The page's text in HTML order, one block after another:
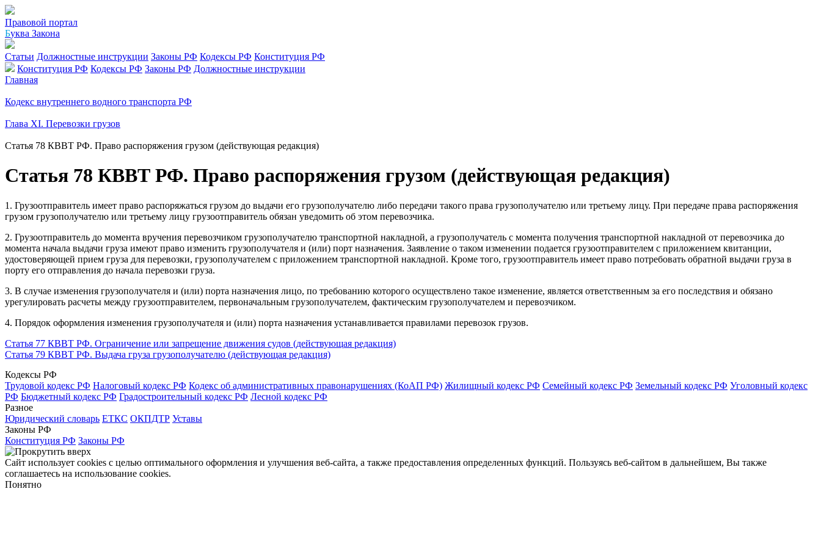
Правовой портал
Буква Закона
Статьи Должностные инструкции Законы РФ Кодексы РФ Конституция РФ
Конституция РФ Кодексы РФ Законы РФ Должностные инструкции
Главная
Кодекс внутреннего водного транспорта РФ
Глава XI. Перевозки грузов
Статья 78 КВВТ РФ. Право распоряжения грузом (действующая редакция)
Статья 78 КВВТ РФ. Право распоряжения грузом (действующая редакция)
1. Грузоотправитель имеет право распоряжаться грузом до выдачи его грузополучателю либо передачи такого права грузополучателю или третьему лицу. При передаче права распоряжения
грузом грузополучателю или третьему лицу грузоотправитель обязан уведомить об этом перевозчика.
2. Грузоотправитель до момента вручения перевозчиком грузополучателю транспортной накладной, а грузополучатель с момента получения транспортной накладной от перевозчика до
момента начала выдачи груза имеют право изменить грузополучателя и (или) порт назначения. Заявление о таком изменении подается грузоотправителем с приложением квитанции,
удостоверяющей прием груза для перевозки, грузополучателем с приложением транспортной накладной. Кроме того, грузоотправитель имеет право потребовать обратной выдачи груза в
порту его отправления до начала перевозки груза.
3. В случае изменения грузополучателя и (или) порта назначения лицо, по требованию которого осуществлено такое изменение, является ответственным за его последствия и обязано
урегулировать расчеты между грузоотправителем, первоначальным грузополучателем, фактическим грузополучателем и перевозчиком.
4. Порядок оформления изменения грузополучателя и (или) порта назначения устанавливается правилами перевозок грузов.
Статья 77 КВВТ РФ. Ограничение или запрещение движения судов (действующая редакция)
Статья 79 КВВТ РФ. Выдача груза грузополучателю (действующая редакция)
Кодексы РФ
Трудовой кодекс РФ Налоговый кодекс РФ Кодекс об административных правонарушениях (КоАП РФ) Жилищный кодекс РФ Семейный кодекс РФ Земельный кодекс РФ Уголовный кодекс
РФ Бюджетный кодекс РФ Градостроительный кодекс РФ Лесной кодекс РФ
Разное
Юридический словарь ЕТКС ОКПДТР Уставы
Законы РФ
Конституция РФ Законы РФ
Сайт использует cookies с целью оптимального оформления и улучшения веб-сайта, а также предоставления определенных функций. Пользуясь веб-сайтом в дальнейшем, Вы также
соглашаетесь на использование cookies.
Понятно